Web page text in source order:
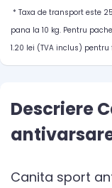
* Taxa de transport este
pana la 10 kg. Pentru
1.20 lei (TVA inclus)
Descriere
Canita sport